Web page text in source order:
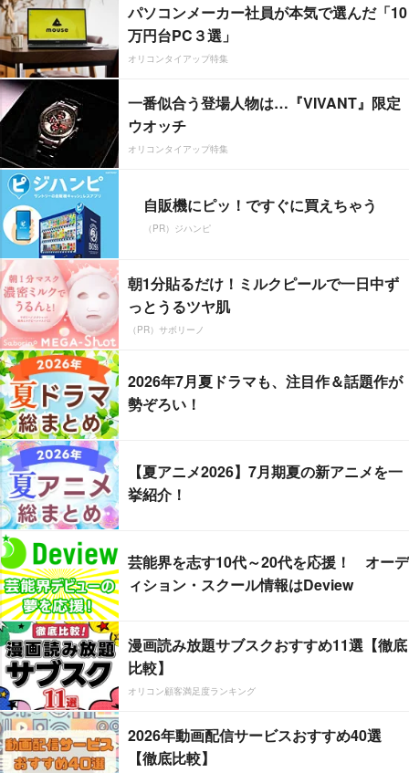
パソコンメーカー社員が本気で選んだ「10
万円台PC３選」
オリコンタイアップ特集
一番似合う登場人物は…『VIVANT』限定
ウオッチ
オリコンタイアップ特集
自販機にピッ！ですぐに買えちゃう
（PR）ジハンピ
朝1分貼るだけ！ミルクピールで一日中ず
っとうるツヤ肌
（PR）サボリーノ
2026年7月夏ドラマも、注目作＆話題作が
勢ぞろい！
【夏アニメ2026】7月期夏の新アニメを一
挙紹介！
芸能界を志す10代～20代を応援！ オーデ
ィション・スクール情報はDeview
漫画読み放題サブスクおすすめ11選【徹底
比較】
オリコン顧客満足度ランキング
2026年動画配信サービスおすすめ40選
【徹底比較】